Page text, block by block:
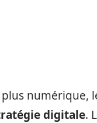
numérique,
digitale.